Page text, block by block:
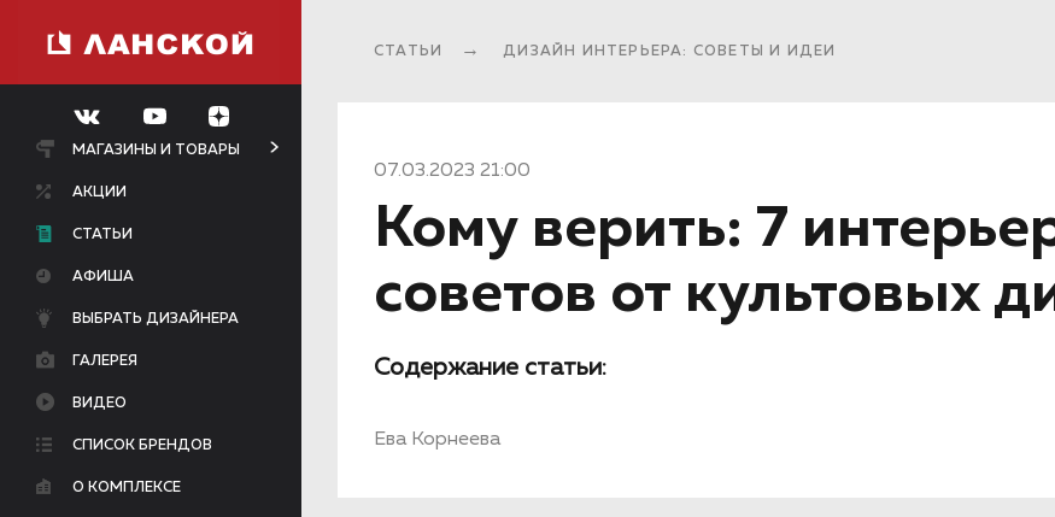
МАГАЗИНЫ И ТОВАРЫ
АКЦИИ
СТАТЬИ
АФИША
ВЫБРАТЬ ДИЗАЙНЕРА
ГАЛЕРЕЯ
ВИДЕО
СПИСОК БРЕНДОВ
О КОМПЛЕКСЕ
СТАТЬИ ДИЗАЙН ИНТЕРЬЕРА: СОВЕТЫ И ИДЕИ
07.03.2023 21:00
Кому верить: 7
советов от культовых
Содержание статьи:
Ева Корнеева